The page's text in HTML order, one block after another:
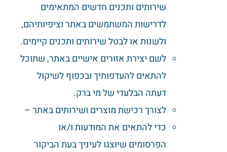
שירותים ותכנים חדשים המתאימים
לדרישות המשתמשים באתר וציפיותיהם,
ולשנות או לבטל שירותים ותכנים קיימים.
לשם יצירת אזורים אישיים באתר, שתוכל
להתאים להעדפותיך ובכפוף לשיקול
דעתה הבלעדי של מי ברק.
לצורך רכישת מוצרים ושירותים באתר –
כדי להתאים את המודעות ו/או
הפרסומים שיוצגו לעיניך בעת הביקור